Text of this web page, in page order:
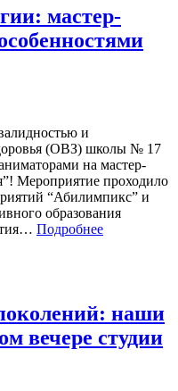
мастер-
и
(ОВЗ) школы № 17
на мастер-
Мероприятие проходило
“Абилимпикс” и
образования
Подробнее
наши
вечере студии